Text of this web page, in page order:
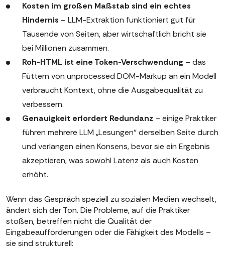
Kosten im großen Maßstab sind ein echtes
Hindernis – LLM-Extraktion funktioniert gut für
Tausende von Seiten, aber wirtschaftlich bricht sie
bei Millionen zusammen.
Roh-HTML ist eine Token-Verschwendung – das
Füttern von unprocessed DOM-Markup an ein Modell
verbraucht Kontext, ohne die Ausgabequalität zu
verbessern.
Genauigkeit erfordert Redundanz – einige Praktiker
führen mehrere LLM „Lesungen“ derselben Seite durch
und verlangen einen Konsens, bevor sie ein Ergebnis
akzeptieren, was sowohl Latenz als auch Kosten
erhöht.
Wenn das Gespräch speziell zu sozialen Medien wechselt,
ändert sich der Ton. Die Probleme, auf die Praktiker
stoßen, betreffen nicht die Qualität der
Eingabeaufforderungen oder die Fähigkeit des Modells –
sie sind strukturell: